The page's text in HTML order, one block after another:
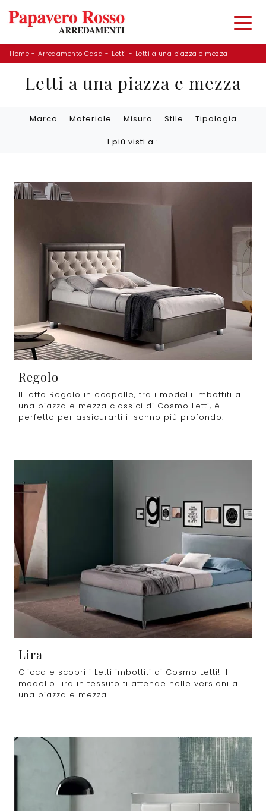
Home - Arredamento Casa - Letti - Letti a una piazza e mezza
Letti a una piazza e mezza
Marca Materiale Misura Stile Tipologia
I più visti a :
Regolo
Il letto Regolo in ecopelle, tra i modelli imbottiti a
una piazza e mezza classici di Cosmo Letti, è
perfetto per assicurarti il sonno più profondo.
Lira
Clicca e scopri i Letti imbottiti di Cosmo Letti! Il
modello Lira in tessuto ti attende nelle versioni a
una piazza e mezza.